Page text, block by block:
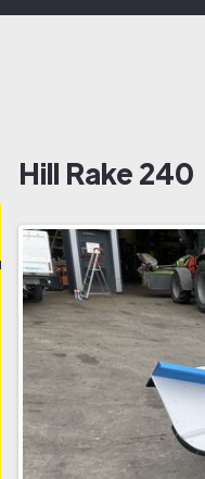
Hill Rake 240